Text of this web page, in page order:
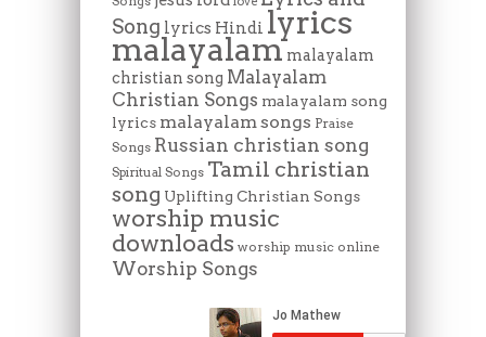
Song lyrics Hindi lyrics
malayalam malayalam
christian song Malayalam
Christian Songs malayalam song
lyrics malayalam songs Praise
Songs Russian christian song
Spiritual Songs Tamil christian
song Uplifting Christian Songs
worship music
downloads worship music online
Worship Songs